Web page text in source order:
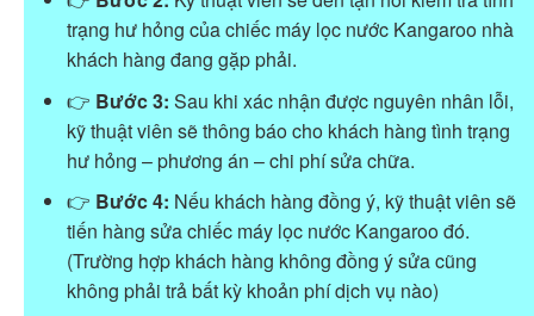
trạng hư hỏng của chiếc máy lọc nước Kangaroo nhà
khách hàng đang gặp phải.
👉 Bước 3: Sau khi xác nhận được nguyên nhân lỗi,
kỹ thuật viên sẽ thông báo cho khách hàng tình trạng
hư hỏng – phương án – chi phí sửa chữa.
👉 Bước 4: Nếu khách hàng đồng ý, kỹ thuật viên sẽ
tiến hàng sửa chiếc máy lọc nước Kangaroo đó.
(Trường hợp khách hàng không đồng ý sửa cũng
không phải trả bất kỳ khoản phí dịch vụ nào)